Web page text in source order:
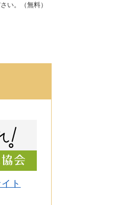
い。（無料）
ト